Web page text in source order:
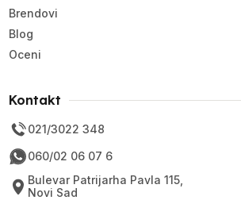
Brendovi
Blog
Oceni
Kontakt
021/3022 348
060/02 06 07 6
Bulevar Patrijarha Pavla 115,
Novi Sad